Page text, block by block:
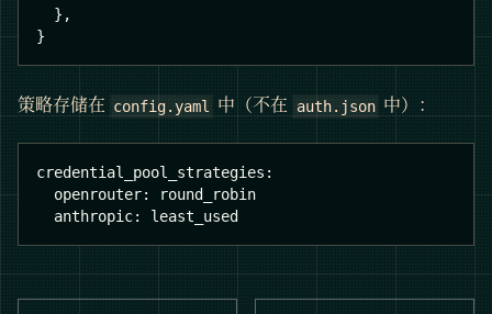
} ,
}
策略存储在 config.yaml 中（不在 auth.json 中）：
credential_pool_strategies :
openrouter:
round_robin
anthropic: least_used